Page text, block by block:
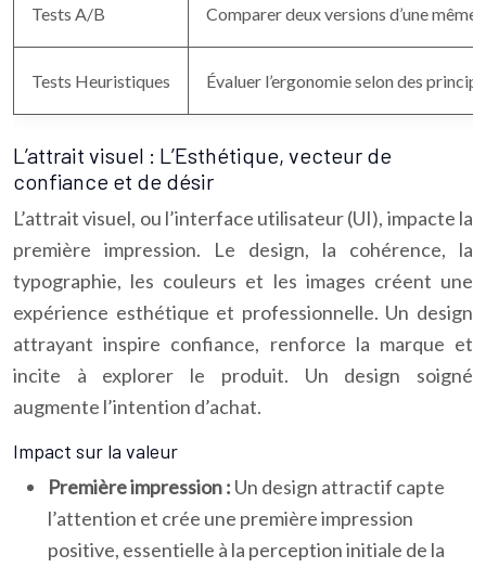
Tests A/B Comparer deux versions d’une
Tests Heuristiques Évaluer l’ergonomie selon des
L’attrait visuel : L’Esthétique, vecteur de
confiance et de désir
L’attrait visuel, ou l’interface utilisateur (UI), impacte la
première impression. Le design, la cohérence, la
typographie, les couleurs et les images créent une
expérience esthétique et professionnelle. Un design
attrayant inspire confiance, renforce la marque et
incite à explorer le produit. Un design soigné
augmente l’intention d’achat.
Impact sur la valeur
Première impression : Un design attractif capte
l’attention et crée une première impression
positive, essentielle à la perception initiale de la